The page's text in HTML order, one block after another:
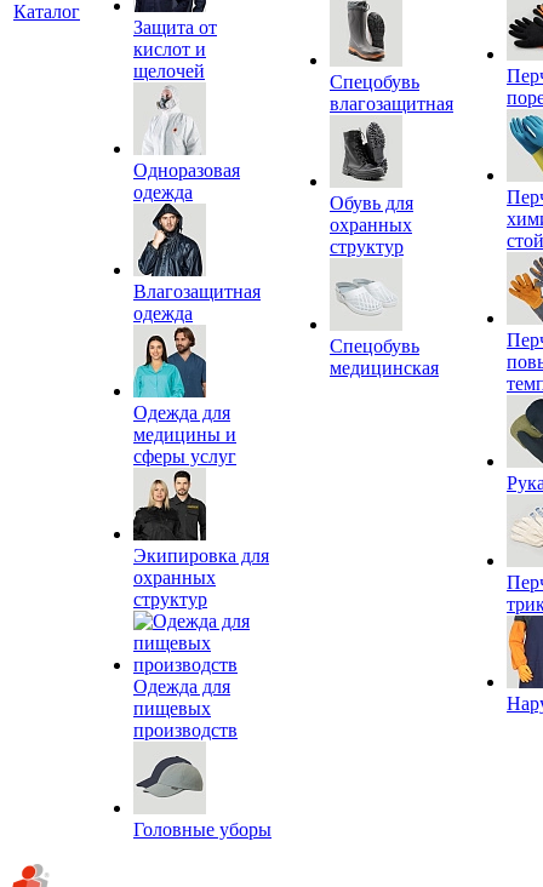
Каталог
Защита от
кислот и
щелочей
Одноразовая
одежда
Влагозащитная
одежда
Одежда для
медицины и
сферы услуг
Экипировка для
охранных
структур
Одежда для
пищевых
производств
Головные уборы
Спецобувь
влагозащитная
Обувь для
охранных
структур
Спецобувь
медицинская